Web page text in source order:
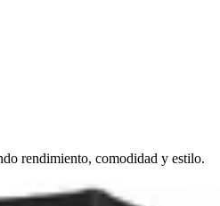
rendimiento, comodidad y estilo.